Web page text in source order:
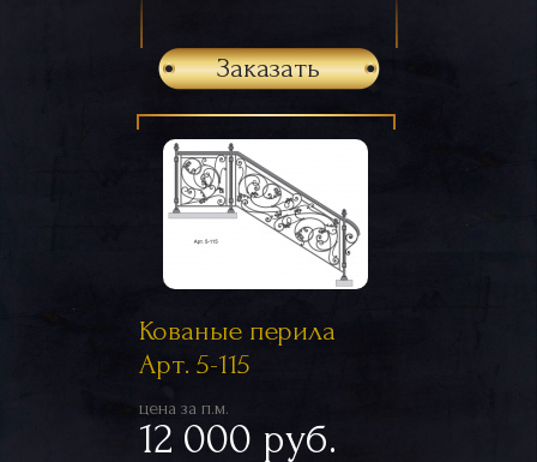
Заказать
Кованые перила
Арт. 5-115
цена за п.м.
12 000 руб.